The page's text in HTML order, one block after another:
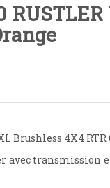
Brushless 4X4
avec transmission